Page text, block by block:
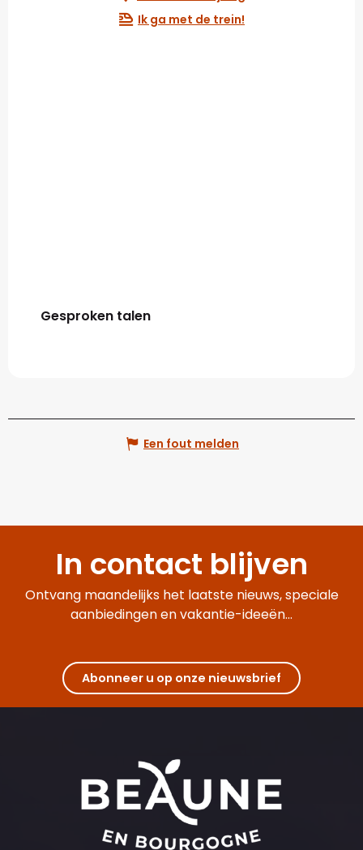
Ik ga met de trein!
Gesproken talen
Gesproken talen
Een fout melden
In contact blijven
Ontvang maandelijks het laatste nieuws, speciale
aanbiedingen en vakantie-ideeën...
Abonneer u op onze nieuwsbrief